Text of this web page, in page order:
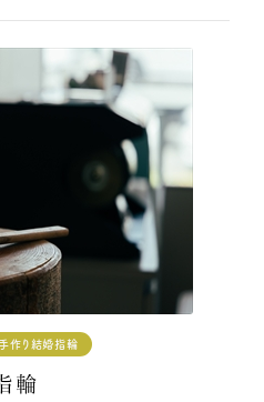
作り結婚指輪
輪